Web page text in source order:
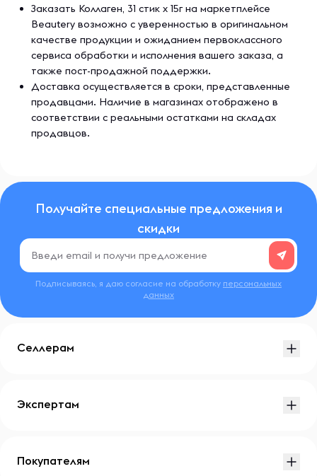
Заказать Коллаген, 31 стик х 15г на маркетплейсе
Beautery возможно с уверенностью в оригинальном
качестве продукции и ожиданием первоклассного
сервиса обработки и исполнения вашего заказа, а
также пост-продажной поддержки.
Доставка осуществляется в сроки, представленные
продавцами. Наличие в магазинах отображено в
соответствии с реальными остатками на складах
продавцов.
Получайте специальные предложения и
скидки
Подписываясь, я даю согласие на обработку персональных
данных
Селлерам
Экспертам
Покупателям